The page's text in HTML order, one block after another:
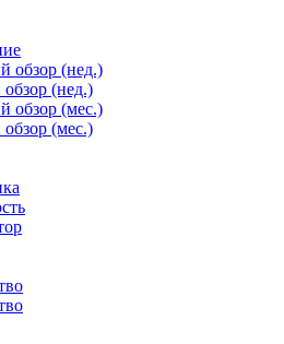
обзор (нед.)
(нед.)
обзор (мес.)
(мес.)